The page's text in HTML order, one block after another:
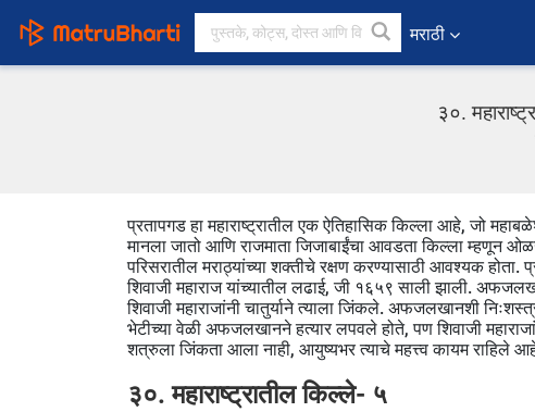
मराठी
३०.
प्रतापगड हा महाराष्ट्रातील एक ऐतिहासिक किल्ला आहे, जो
मानला जातो आणि राजमाता जिजाबाईंचा आवडता किल्ला म्हणून
परिसरातील मराठ्यांच्या शक्तीचे रक्षण करण्यासाठी आवश्यक
शिवाजी महाराज यांच्यातील लढाई, जी १६५९ साली झाली.
शिवाजी महाराजांनी चातुर्याने त्याला जिंकले. अफजलखानशी
भेटीच्या वेळी अफजलखानने हत्यार लपवले होते, पण शिवाजी
शत्रुला जिंकता आला नाही, आयुष्यभर त्याचे महत्त्व कायम राहिले
३०. महाराष्ट्रातील किल्ले- ५